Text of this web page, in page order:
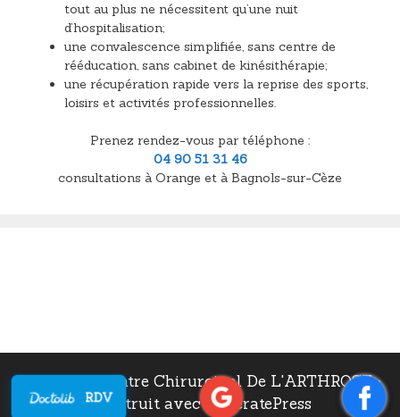
tout au plus ne nécessitent qu’une nuit
d’hospitalisation;
une convalescence simplifiée, sans centre de
rééducation, sans cabinet de kinésithérapie;
une récupération rapide vers la reprise des sports,
loisirs et activités professionnelles.
Prenez rendez-vous par téléphone :
04 90 51 31 46
consultations à Orange et à Bagnols-sur-Cèze
© 2026 Le Centre Chirurgical De L'ARTHROSE•
Construit avec GeneratePress
RDV